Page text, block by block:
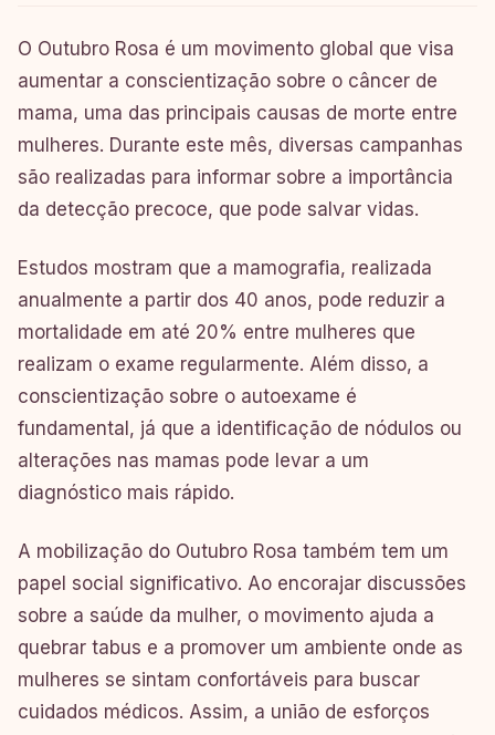
O Outubro Rosa é um movimento global que visa
aumentar a conscientização sobre o câncer de
mama, uma das principais causas de morte entre
mulheres. Durante este mês, diversas campanhas
são realizadas para informar sobre a importância
da detecção precoce, que pode salvar vidas.
Estudos mostram que a mamografia, realizada
anualmente a partir dos 40 anos, pode reduzir a
mortalidade em até 20% entre mulheres que
realizam o exame regularmente. Além disso, a
conscientização sobre o autoexame é
fundamental, já que a identificação de nódulos ou
alterações nas mamas pode levar a um
diagnóstico mais rápido.
A mobilização do Outubro Rosa também tem um
papel social significativo. Ao encorajar discussões
sobre a saúde da mulher, o movimento ajuda a
quebrar tabus e a promover um ambiente onde as
mulheres se sintam confortáveis para buscar
cuidados médicos. Assim, a união de esforços